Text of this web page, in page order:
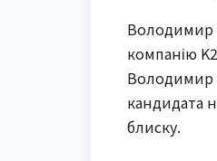
Володимир
компанію
Володимир
кандидата
блиску.